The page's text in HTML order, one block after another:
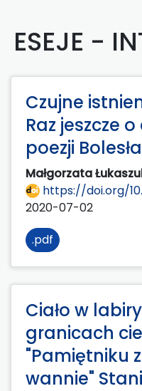
ESEJE -
Czujne
Raz jeszcze
poezji
Małgorzata
https://doi.org/
2020-07-02
.pdf
Ciało w
granicach
"Pamiętniku
wannie"